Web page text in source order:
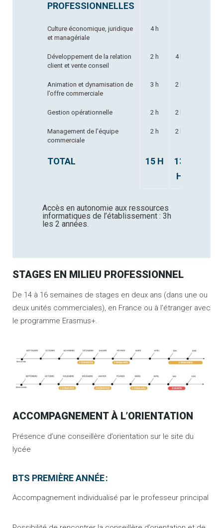
PROFESSIONNELLES
Culture économique, juridique
et managériale
4 h
Développement de la relation
client et vente conseil
2 h 4 h
Animation et dynamisation de
l’offre commerciale
3 h 2 h
Gestion opérationnelle 2 h 2 h
Management de l’équipe
commerciale
2 h 2 h
TOTAL 15 H
13
H
Accès en autonomie aux ressources
informatiques de l’établissement : 3h
les 2 années.
STAGES EN MILIEU PROFESSIONNEL
De 14 à 16 semaines de stages en deux ans (dans une ou
deux unités commerciales), en France ou à l'étranger avec
le programme Erasmus+.
ACCOMPAGNEMENT À L’ORIENTATION
Présence d’une conseillère d’orientation sur le site du
lycée
BTS PREMIÈRE ANNÉE :
Accompagnement individualisé par le professeur principal